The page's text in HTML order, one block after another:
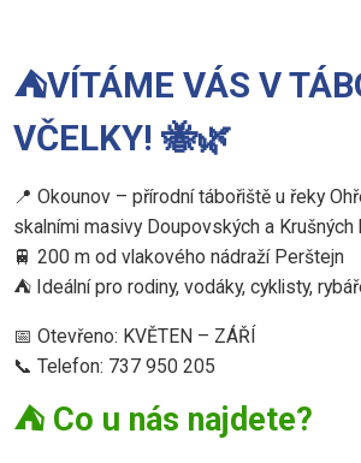
⛺VÍTÁME VÁS V
VČELKY! 🐝🌿
📍 Okounov – přírodní tábořiště u řeky
skalními masivy Doupovských a Krušných
🚆 200 m od vlakového nádraží Perštejn
⛺ Ideální pro rodiny, vodáky, cyklisty,
📅 Otevřeno: KVĚTEN – ZÁŘÍ
📞 Telefon: 737 950 205
⛺ Co u nás najdete?